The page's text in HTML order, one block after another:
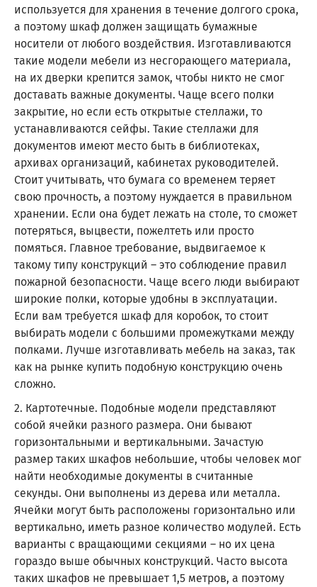
используется для хранения в течение долгого срока,
а поэтому шкаф должен защищать бумажные
носители от любого воздействия. Изготавливаются
такие модели мебели из несгорающего материала,
на их дверки крепится замок, чтобы никто не смог
доставать важные документы. Чаще всего полки
закрытие, но если есть открытые стеллажи, то
устанавливаются сейфы. Такие стеллажи для
документов имеют место быть в библиотеках,
архивах организаций, кабинетах руководителей.
Стоит учитывать, что бумага со временем теряет
свою прочность, а поэтому нуждается в правильном
хранении. Если она будет лежать на столе, то сможет
потеряться, выцвести, пожелтеть или просто
помяться. Главное требование, выдвигаемое к
такому типу конструкций – это соблюдение правил
пожарной безопасности. Чаще всего люди выбирают
широкие полки, которые удобны в эксплуатации.
Если вам требуется шкаф для коробок, то стоит
выбирать модели с большими промежутками между
полками. Лучше изготавливать мебель на заказ, так
как на рынке купить подобную конструкцию очень
сложно.
2. Картотечные. Подобные модели представляют
собой ячейки разного размера. Они бывают
горизонтальными и вертикальными. Зачастую
размер таких шкафов небольшие, чтобы человек мог
найти необходимые документы в считанные
секунды. Они выполнены из дерева или металла.
Ячейки могут быть расположены горизонтально или
вертикально, иметь разное количество модулей. Есть
варианты с вращающими секциями – но их цена
гораздо выше обычных конструкций. Часто высота
таких шкафов не превышает 1,5 метров, а поэтому